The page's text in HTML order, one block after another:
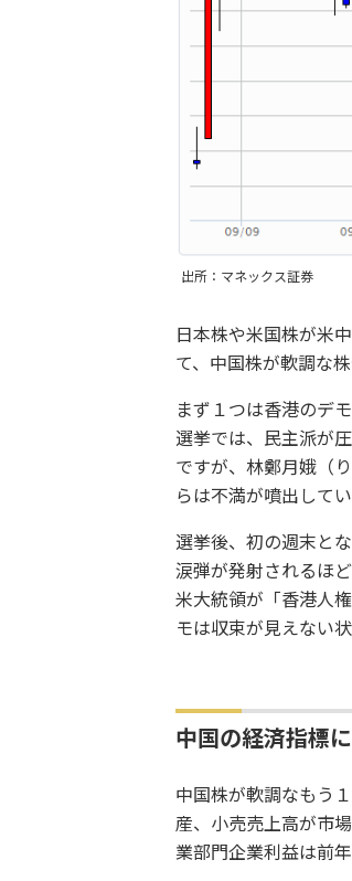
出所：マネックス証券
日本株や米国株が米
て、中国株が軟調な
まず１つは香港のデ
選挙では、民主派が
ですが、林鄭月娥（
らは不満が噴出してい
選挙後、初の週末と
涙弾が発射されるほ
米大統領が「香港人
モは収束が見えない
中国の経済指標
中国株が軟調なもう
産、小売売上高が市
業部門企業利益は前